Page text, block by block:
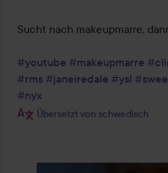
Sucht nach makeupmarre,
#youtube #makeupmarre
#rms #janeiredale #ysl
#nyx
Übersetzt von schwedisch